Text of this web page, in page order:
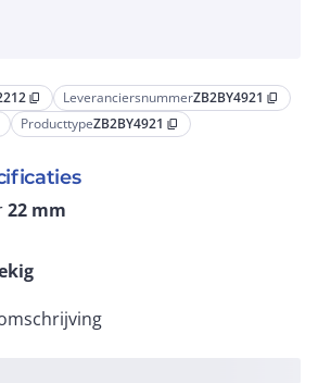
content_copy LeveranciersnummerZB2BY4921 content_copy
ProducttypeZB2BY4921 content_copy
22 mm